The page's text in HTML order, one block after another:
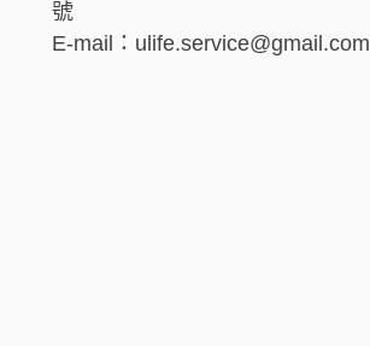
號
E-mail：ulife.service@gmail.com